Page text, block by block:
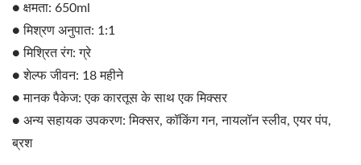
● क्षमता: 650ml
● मिश्रण अनुपात: 1:1
● मिश्रित रंग: ग्रे
● शेल्फ जीवन: 18 महीने
● मानक पैकेज: एक कारतूस के साथ एक मिक्सर
● अन्य सहायक उपकरण: मिक्सर, कॉकिंग गन, नायलॉन स्लीव, एयर पंप,
ब्रश